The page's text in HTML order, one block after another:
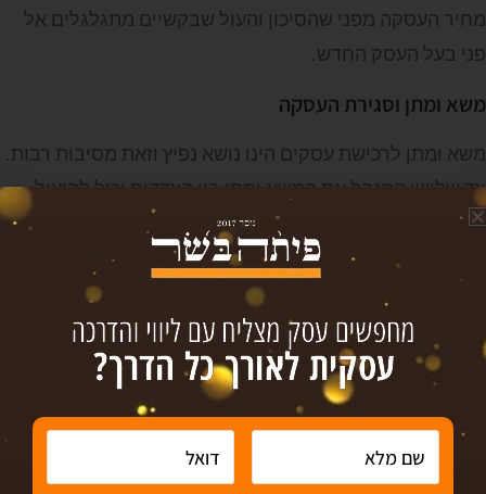
מחיר העסקה מפני שהסיכון והעול שבקשיים מתגלגלים אל
פני בעל העסק החדש.
משא ומתן וסגירת העסקה
משא ומתן לרכישת עסקים הינו נושא נפיץ וזאת מסיבות רבות.
צד שלישי המנהל את המשא ומתן בין הצדדים יכול להועיל
רבות להשלמת העסקה לשביעות רצונם של שני הצדדים.
לאחר השלמת העסקה מומלץ לאפשר לבעל העסק תקופת
חפיפה עם עזרה במידה מסוימת מבעל העסק הישן על מנת
להמעיט בעומס הרבה שבכניסה לניהול העסק.
עשוי לעניין אתכם: מידע אודות הזדמנות עסקית